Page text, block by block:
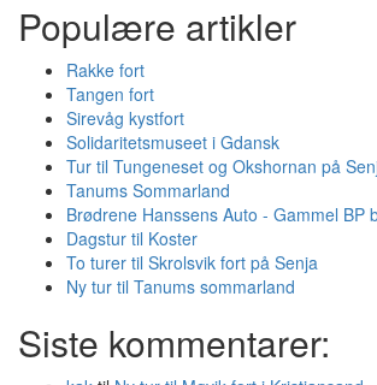
Populære artikler
Rakke fort
Tangen fort
Sirevåg kystfort
Solidaritetsmuseet i Gdansk
Tur til Tungeneset og Okshornan på
Tanums Sommarland
Brødrene Hanssens Auto - Gammel BP
Dagstur til Koster
To turer til Skrolsvik fort på Senja
Ny tur til Tanums sommarland
Siste kommentarer: